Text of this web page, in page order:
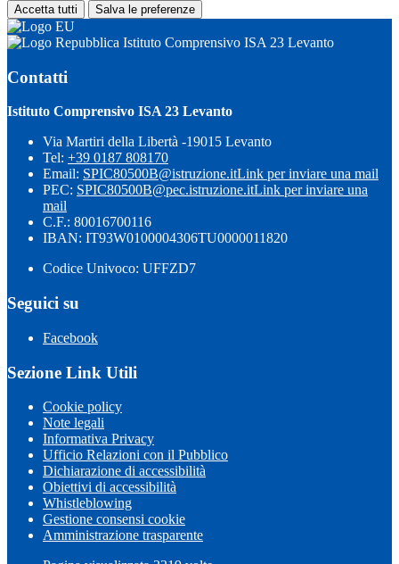
Accetta tutti Salva le preferenze
Istituto Comprensivo ISA 23 Levanto
Contatti
Istituto Comprensivo ISA 23 Levanto
Via Martiri della Libertà -19015 Levanto
Tel: +39 0187 808170
Email: SPIC80500B@istruzione.itLink per inviare una mail
PEC: SPIC80500B@pec.istruzione.itLink per inviare una
mail
C.F.: 80016700116
IBAN: IT93W0100004306TU0000011820
Codice Univoco: UFFZD7
Seguici su
Facebook
Sezione Link Utili
Cookie policy
Note legali
Informativa Privacy
Ufficio Relazioni con il Pubblico
Dichiarazione di accessibilità
Obiettivi di accessibilità
Whistleblowing
Gestione consensi cookie
Amministrazione trasparente